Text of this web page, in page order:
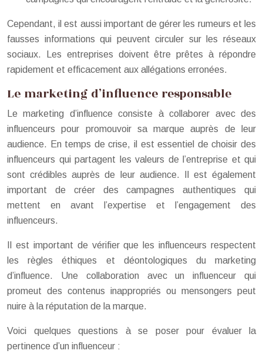
Cependant, il est aussi important de gérer les rumeurs et les
fausses informations qui peuvent circuler sur les réseaux
sociaux. Les entreprises doivent être prêtes à répondre
rapidement et efficacement aux allégations erronées.
Le marketing d’influence responsable
Le marketing d’influence consiste à collaborer avec des
influenceurs pour promouvoir sa marque auprès de leur
audience. En temps de crise, il est essentiel de choisir des
influenceurs qui partagent les valeurs de l’entreprise et qui
sont crédibles auprès de leur audience. Il est également
important de créer des campagnes authentiques qui
mettent en avant l’expertise et l’engagement des
influenceurs.
Il est important de vérifier que les influenceurs respectent
les règles éthiques et déontologiques du marketing
d’influence. Une collaboration avec un influenceur qui
promeut des contenus inappropriés ou mensongers peut
nuire à la réputation de la marque.
Voici quelques questions à se poser pour évaluer la
pertinence d’un influenceur :